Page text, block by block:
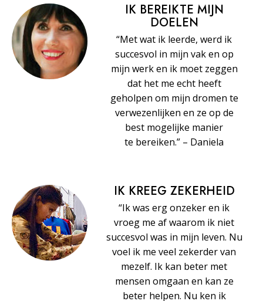
IK BEREIKTE MIJN
DOELEN
“Met wat ik leerde, werd ik
succesvol in mijn vak en op
mijn werk en ik moet zeggen
dat het me echt heeft
geholpen om mijn dromen te
verwezenlijken en ze op de
best mogelijke manier
te bereiken.” – Daniela
IK KREEG ZEKERHEID
“Ik was erg onzeker en ik
vroeg me af waarom ik niet
succesvol was in mijn leven. Nu
voel ik me veel zekerder van
mezelf. Ik kan beter met
mensen omgaan en kan ze
beter helpen. Nu ken ik